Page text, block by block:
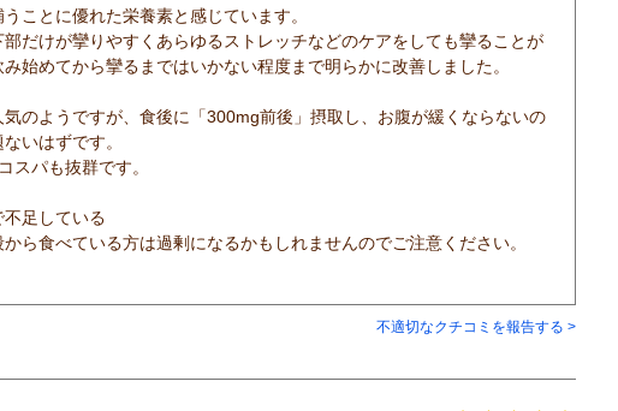
ことに優れた栄養素と感じています。
だけが攣りやすくあらゆるストレッチなどのケアをしても攣ることが
始めてから攣るまではいかない程度まで明らかに改善しました。
のようですが、食後に「300mg前後」摂取し、お腹が緩くならないの
いはずです。
スパも抜群です。
足している
ら食べている方は過剰になるかもしれませんのでご注意ください。
不適切なクチコミを報告する >